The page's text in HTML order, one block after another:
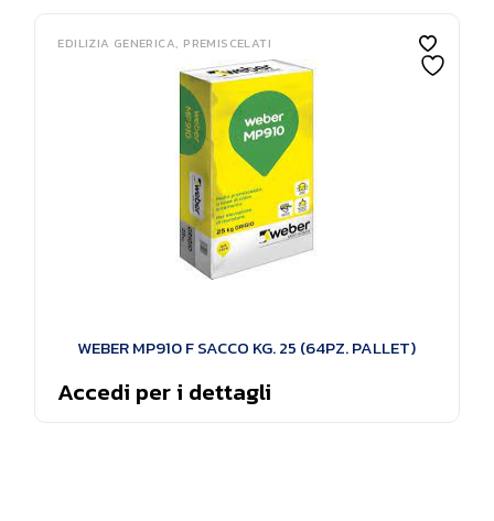
EDILIZIA GENERICA PREMISCELATI
WEBER MP910 F SACCO KG. 25 (64PZ. PALLET)
Accedi per i dettagli